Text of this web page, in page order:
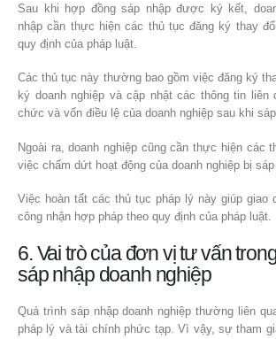
Sau khi hợp đồng sáp nhập được ký kết,
nhập cần thực hiện các thủ tục đăng ký thay
quy định của pháp luật.
Các thủ tục này thường bao gồm việc đăng ký
ký doanh nghiệp và cập nhật các thông tin liên
chức và vốn điều lệ của doanh nghiệp sau khi
Ngoài ra, doanh nghiệp cũng cần thực hiện các
việc chấm dứt hoạt động của doanh nghiệp bị sáp
Việc hoàn tất các thủ tục pháp lý này giúp giao
công nhận hợp pháp theo quy định của pháp luật.
6. Vai trò của đơn vị tư vấn
sáp nhập doanh nghiệp
Quá trình sáp nhập doanh nghiệp thường liên
pháp lý và tài chính phức tạp. Vì vậy, sự tham